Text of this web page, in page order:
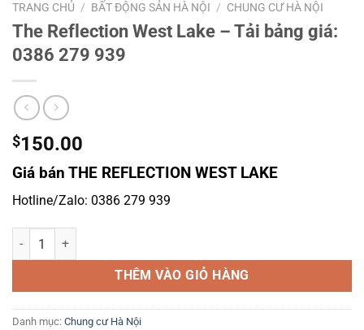
TRANG CHỦ / BẤT ĐỘNG SẢN HÀ NỘI / CHUNG CƯ HÀ NỘI
The Reflection West Lake – Tải bảng giá:
0386 279 939
$150.00
Giá bán THE REFLECTION WEST LAKE
Hotline/Zalo: 0386 279 939
The Reflection West Lake – Tải bảng giá: 0386 279 939 số lượng
THÊM VÀO GIỎ HÀNG
Danh mục: Chung cư Hà Nội